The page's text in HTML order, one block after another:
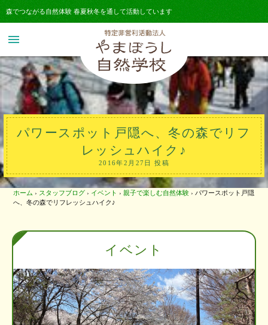
森でつながる自然体験 春夏秋冬を通して活動しています
menu
パワースポット戸隠へ、冬の森でリフ
レッシュハイク♪
2016年2月27日 投稿
ホーム › スタッフブログ › イベント › 親子で楽しむ自然体験 › パワースポット戸隠
へ、冬の森でリフレッシュハイク♪
イベント